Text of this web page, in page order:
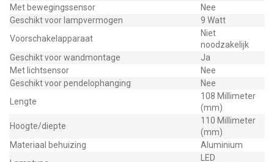
Met bewegingssensor
Nee
Geschikt voor lampvermogen
9 Watt
Voorschakelapparaat
Niet
noodzakelijk
Geschikt voor wandmontage
Ja
Met lichtsensor
Nee
Geschikt voor pendelophanging
Nee
Lengte
108 Millimeter
(mm)
Hoogte/diepte
110 Millimeter
(mm)
Materiaal behuizing
Aluminium
LED